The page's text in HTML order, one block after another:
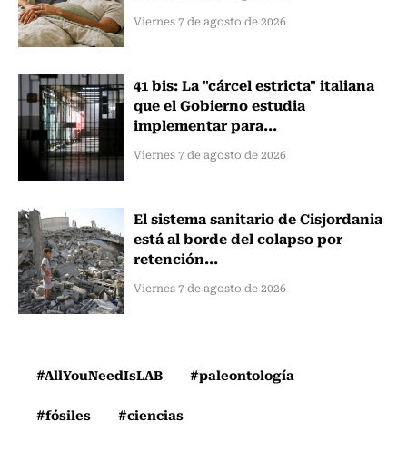
Viernes 7 de agosto de 2026
41 bis: La "cárcel estricta" italiana
que el Gobierno estudia
implementar para...
Viernes 7 de agosto de 2026
El sistema sanitario de Cisjordania
está al borde del colapso por
retención...
Viernes 7 de agosto de 2026
#AllYouNeedIsLAB
#paleontología
#fósiles
#ciencias